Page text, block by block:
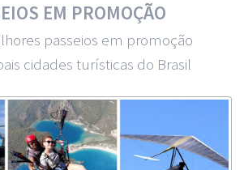
EM PROMOÇÃO
passeios em promoção
cidades turísticas do Brasil